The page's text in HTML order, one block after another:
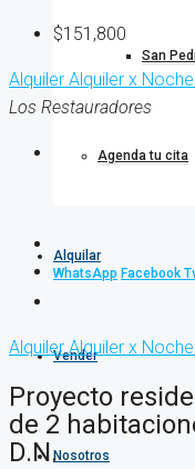
San
Agenda tu cita
Alquilar
Vender
Nosotros
$151,800
Alquiler Alquiler x Noche
Los Restauradores
WhatsApp Facebook
AlquilerAlquiler x Noche
Proyecto
de 2
D.N.